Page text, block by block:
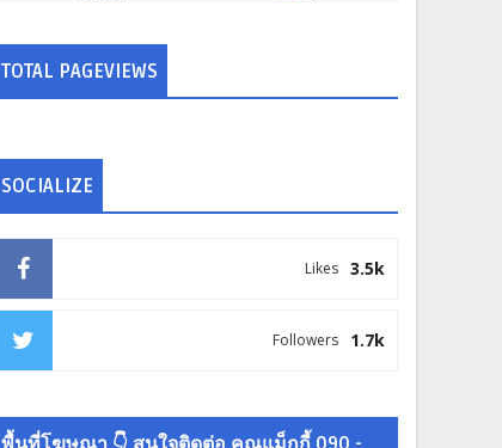
TOTAL PAGEVIEWS
SOCIALIZE
3.5k
Likes
1.7k
Followers